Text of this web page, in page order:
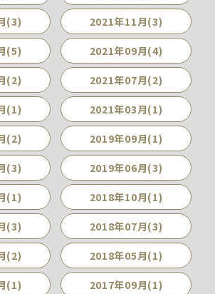
(3) 2021年11月(3)
(5) 2021年09月(4)
(2) 2021年07月(2)
(1) 2021年03月(1)
(2) 2019年09月(1)
(3) 2019年06月(3)
(1) 2018年10月(1)
(3) 2018年07月(3)
(2) 2018年05月(1)
(1) 2017年09月(1)